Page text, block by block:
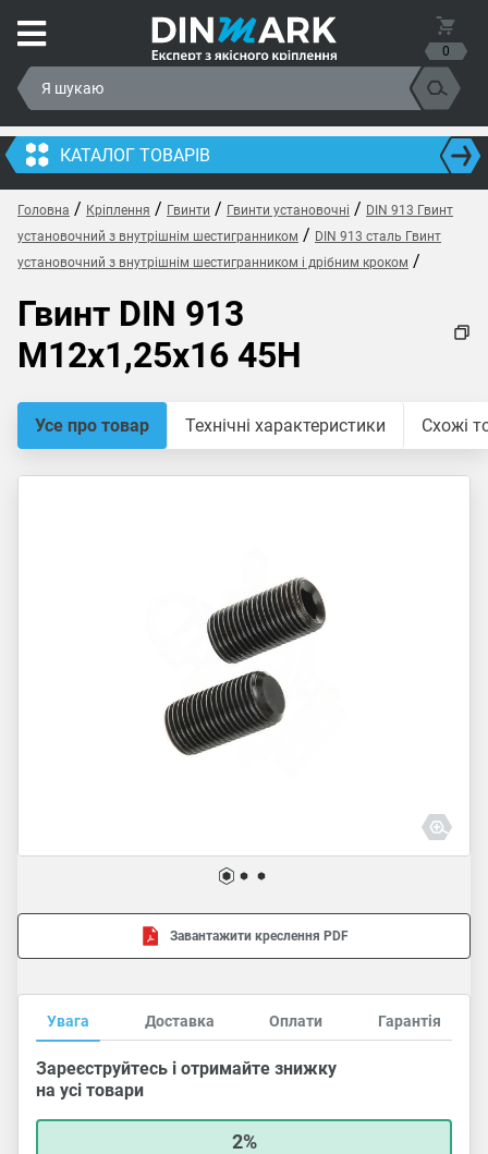
0
КАТАЛОГ ТОВАРІВ
Головна / Кріплення / Гвинти / Гвинти установочні / DIN 913 Гвинт
установочний з внутрішнім шестигранником / DIN 913 сталь Гвинт
установочний з внутрішнім шестигранником і дрібним кроком /
Гвинт DIN 913
M12x1,25x16 45H
Усе про товар Технічні характеристики Схожі
Завантажити креслення PDF
Увага Доставка Оплати Гарантія
Зареєструйтесь і отримайте знижку
на усі товари
2%